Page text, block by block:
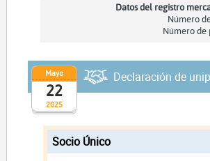
Datos del registro
Número
Número de
2025
Mayo
22
Declaración de
Socio Único